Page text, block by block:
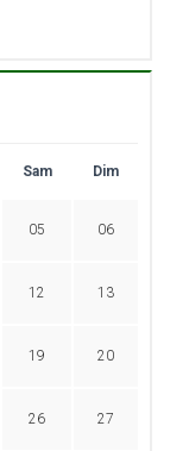
Sam Dim
05 06
12 13
19 20
26 27